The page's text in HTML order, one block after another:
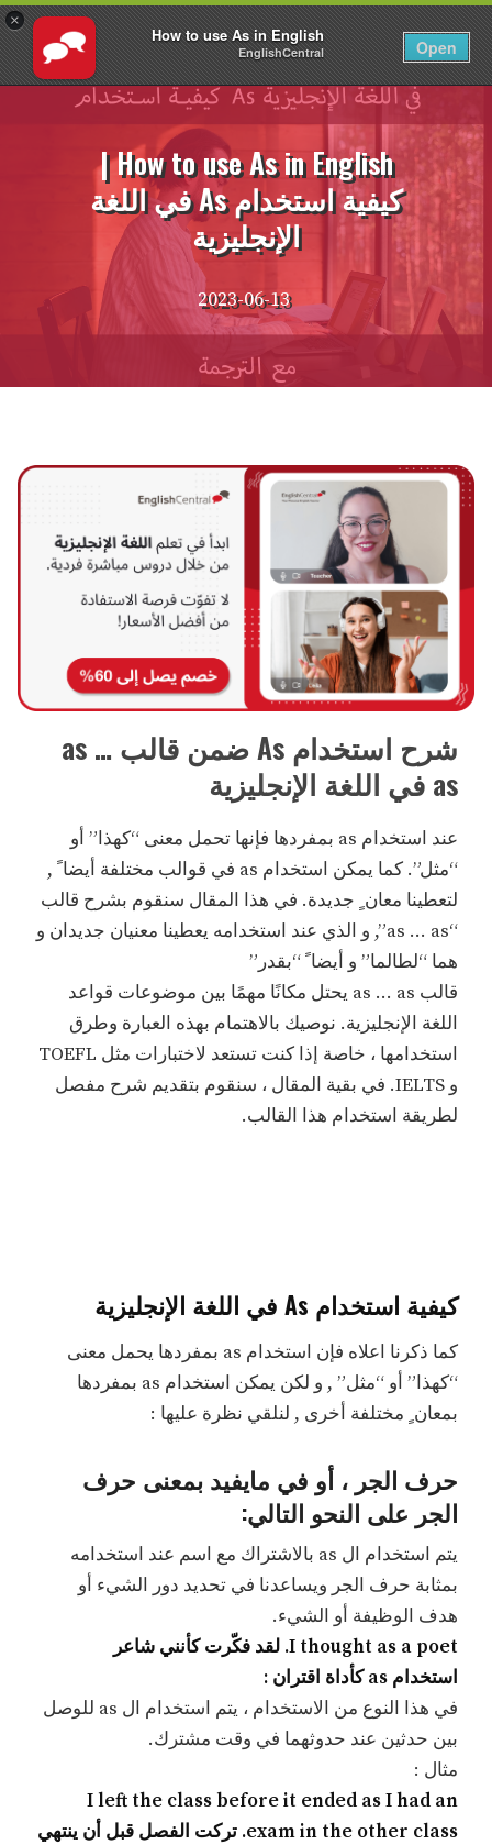
×
How to use As in English
EnglishCentral Open
تسجيل الدخول AR
انتقل
المحتوى
How to use As in English |
كيفية استخدام As في اللغة
الإنجليزية
2023-06-13
شرح استخدام As ضمن قالب as …
as في اللغة الإنجليزية
عند استخدام as بمفردها فإنها تحمل معنى “كهذا” أو
“مثل”. كما يمكن استخدام as في قوالب مختلفة أيضا ً ,
لتعطينا معان ٍ جديدة. في هذا المقال سنقوم بشرح قالب
“as … as”, و الذي عند استخدامه يعطينا معنيان جديدان و
هما “لطالما” و أيضا ً “بقدر”
قالب as … as يحتل مكانًا مهمًا بين موضوعات قواعد
اللغة الإنجليزية. نوصيك بالاهتمام بهذه العبارة وطرق
استخدامها ، خاصة إذا كنت تستعد لاختبارات مثل TOEFL
و IELTS. في بقية المقال ، سنقوم بتقديم شرح مفصل
لطريقة استخدام هذا القالب.
كيفية استخدام As في اللغة الإنجليزية
كما ذكرنا اعلاه فإن استخدام as بمفردها يحمل معنى
“كهذا” أو “مثل” , و لكن يمكن استخدام as بمفردها
بمعان ٍ مختلفة أخرى , لنلقي نظرة عليها :
حرف الجر ، أو في مايفيد بمعنى حرف
الجر على النحو التالي:
يتم استخدام ال as بالاشتراك مع اسم عند استخدامه
بمثابة حرف الجر ويساعدنا في تحديد دور الشيء أو
هدف الوظيفة أو الشيء.
I thought as a poet. لقد فكّرت كأنني شاعر
استخدام as كأداة اقتران :
في هذا النوع من الاستخدام ، يتم استخدام ال as للوصل
بين حدثين عند حدوثهما في وقت مشترك.
مثال :
I left the class before it ended as I had an
exam in the other class. تركت الفصل قبل أن ينتهي